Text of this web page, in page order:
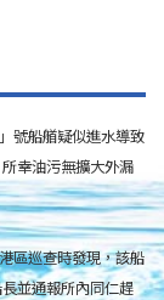
號船艏疑似進水導致
幸油污無擴大外漏
區巡查時發現，該船
並通報所內同仁趕